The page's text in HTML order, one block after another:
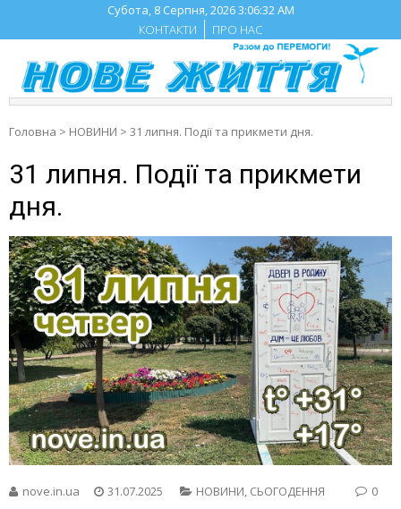
content
Субота, 8 Серпня, 20263:06:33 AM
КОНТАКТИ
ПРО НАС
Головна > НОВИНИ > 31 липня. Події та прикмети дня.
31 липня. Події та прикмети
дня.
nove.in.ua 31.07.2025 НОВИНИ, СЬОГОДЕННЯ 0